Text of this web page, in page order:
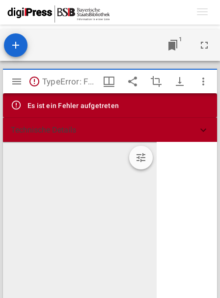
1
Mirador
Viewer
TypeError: Failed to fetch
Es ist ein Fehler aufgetreten
Technische Details